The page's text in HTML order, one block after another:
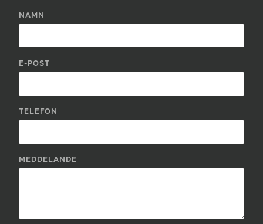
NAMN
E-POST
TELEFON
MEDDELANDE